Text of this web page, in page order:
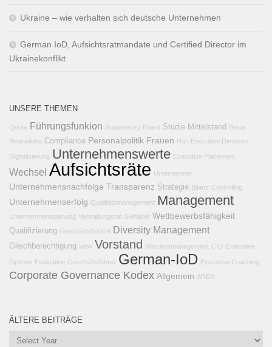
Ukraine – wie verhalten sich deutsche Unternehmen
German IoD, Aufsichtsratmandate und Certified Director im
Ukrainekonflikt
UNSERE THEMEN
Quote Führungsfunkion Supervisory Board Studie Mittelstand
Beirat
Beurteilung Compliance Personalpolitik Frauen Non Executive Directors
Digitalisierung Unternehmenswerte Executive Placement
Wechsel Aufsichtsräte Unternehmer
Unternehmensnachfolge Transparenz Strategie Bilanz Controlling
Unternehmenserfolg Qualitätsmanagement Management
Unternehmensplanung Verwaltungsrat Gehälter Wettbewerbsfähigkeit
Qualifizierung Geschäftsbericht Diversity Management
Gleichberechtigung wbw Vorstand Wissensmanagement CIO Executive
Options Evaluation Geschäftsführer German-IoD Executive Coaching
Corporate Governance Kodex Allgemein AREX
ÄLTERE BEITRÄGE